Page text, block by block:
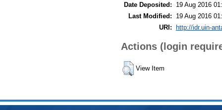
Date Deposited:
19 Aug 2016
Last Modified:
19 Aug 2016
URI: http://idr.uin-
Actions (login
View Item